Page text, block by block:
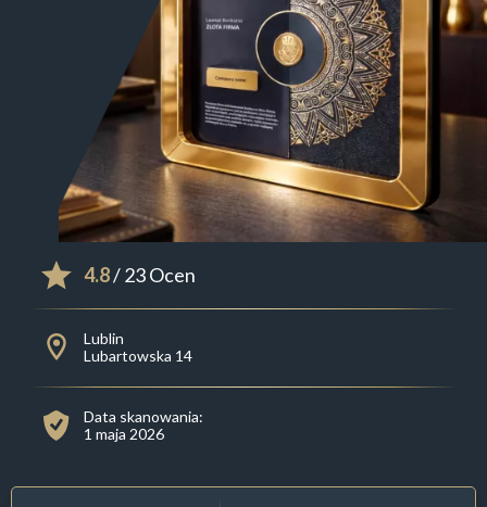
4.8/ 23 Ocen
Lublin
Lubartowska 14
Data skanowania:
1 maja 2026